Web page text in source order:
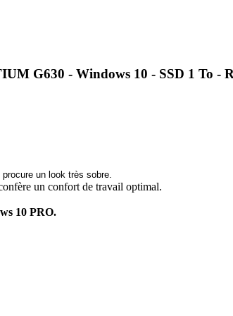
G630 - Windows 10 - SSD 1 To -
un look très sobre.
un confort de travail optimal.
10 PRO.